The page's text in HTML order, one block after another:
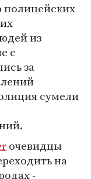
из
с
за
сумели
очевидцы
на
-